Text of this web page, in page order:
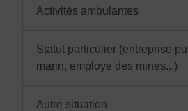
Activités ambulantes
Statut particulier (entreprise
marin, employé des mines...)
Autre situation